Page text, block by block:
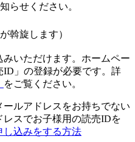
らせください。
斡旋します）
いただけます。ホームペー
ID」の登録が必要です。詳
をご覧ください。
ルアドレスをお持ちでない
スでお子様用の読売IDを
し込みをする方法